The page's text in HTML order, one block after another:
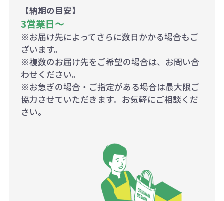
【納期の目安】
3営業日〜
※お届け先によってさらに数日かかる場合もご
ざいます。
※複数のお届け先をご希望の場合は、お問い合
わせください。
※お急ぎの場合・ご指定がある場合は最大限ご
協力させていただきます。お気軽にご相談くだ
さい。